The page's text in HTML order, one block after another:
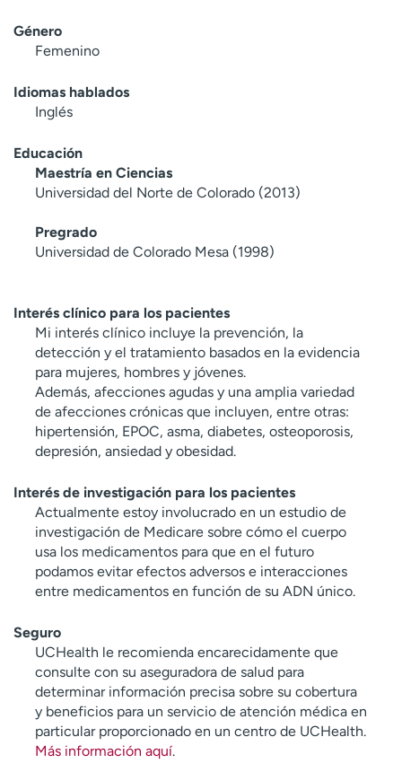
Género
Femenino
Idiomas hablados
Inglés
Educación
Maestría en Ciencias
Universidad del Norte de Colorado (2013)
Pregrado
Universidad de Colorado Mesa (1998)
Interés clínico para los pacientes
Mi interés clínico incluye la prevención, la
detección y el tratamiento basados en la evidencia
para mujeres, hombres y jóvenes.
Además, afecciones agudas y una amplia variedad
de afecciones crónicas que incluyen, entre otras:
hipertensión, EPOC, asma, diabetes, osteoporosis,
depresión, ansiedad y obesidad.
Interés de investigación para los pacientes
Actualmente estoy involucrado en un estudio de
investigación de Medicare sobre cómo el cuerpo
usa los medicamentos para que en el futuro
podamos evitar efectos adversos e interacciones
entre medicamentos en función de su ADN único.
Seguro
UCHealth le recomienda encarecidamente que
consulte con su aseguradora de salud para
determinar información precisa sobre su cobertura
y beneficios para un servicio de atención médica en
particular proporcionado en un centro de UCHealth.
Más información aquí.